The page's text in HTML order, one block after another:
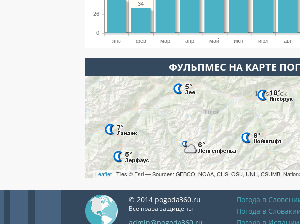
янв фев мар апр май июн июл авг
0
26
34
ФУЛЬПМЕС НА КАРТЕ
Leaflet | Tiles © Esri — Sources: GEBCO, NOAA, CHS, OSU, UNH, CSUMB,
© 2014 pogoda360.ru
Все права защищены
Погода в
Погода в Словакии